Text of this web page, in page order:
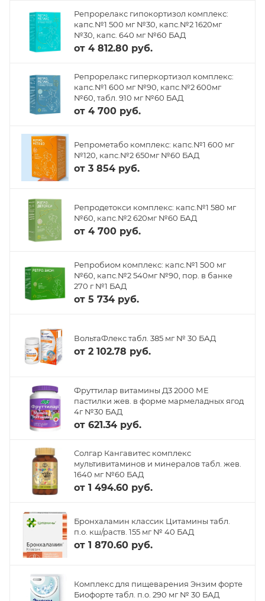
Репрорелакс гипокортизол комплекс:
капс.№1 500 мг №30, капс.№2 1620мг
№30, капс. 640 мг №60 БАД
от 4 812.80 руб.
Репрорелакс гиперкортизол комплекс:
капс.№1 600 мг №90, капс.№2 600мг
№60, табл. 910 мг №60 БАД
от 4 700 руб.
Репрометабо комплекс: капс.№1 600 мг
№120, капс.№2 650мг №60 БАД
от 3 854 руб.
Репродетокси комплекс: капс.№1 580 мг
№60, капс.№2 620мг №60 БАД
от 4 700 руб.
Репробиом комплекс: капс.№1 500 мг
№60, капс.№2 540мг №90, пор. в банке
270 г №1 БАД
от 5 734 руб.
ВольтаФлекс табл. 385 мг № 30 БАД
от 2 102.78 руб.
Фруттилар витамины Д3 2000 МЕ
пастилки жев. в форме мармеладных ягод
4г №30 БАД
от 621.34 руб.
Солгар Кангавитес комплекс
мультивитаминов и минералов табл. жев.
1640 мг №60 БАД
от 1 494.60 руб.
Бронхаламин классик Цитамины табл.
п.о. кш/раств. 155 мг № 40 БАД
от 1 870.60 руб.
Комплекс для пищеварения Энзим форте
Биофорте табл. п.о. 290 мг № 30 БАД